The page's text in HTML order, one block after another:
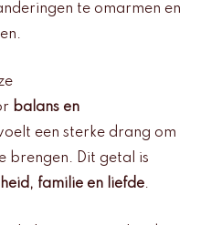
te omarmen en
balans en
een sterke drang om
brengen. Dit getal is
familie en liefde.